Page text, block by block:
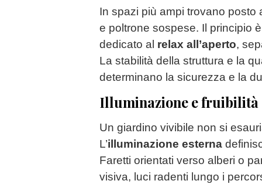
In spazi più ampi trovano
e poltrone sospese. Il principio
dedicato al relax all’aperto,
La stabilità della struttura e la
determinano la sicurezza e la
Illuminazione e fruibilità
Un giardino vivibile non si
L’illuminazione esterna
Faretti orientati verso alberi o
visiva, luci radenti lungo i